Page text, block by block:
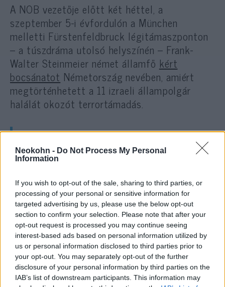
Neokohn - Do Not Process My Personal
Information
If you wish to opt-out of the sale, sharing to third parties, or
processing of your personal or sensitive information for
targeted advertising by us, please use the below opt-out
section to confirm your selection. Please note that after your
opt-out request is processed you may continue seeing
interest-based ads based on personal information utilized by
us or personal information disclosed to third parties prior to
your opt-out. You may separately opt-out of the further
disclosure of your personal information by third parties on the
IAB’s list of downstream participants. This information may
A NOB vezetője előtt két héttel, a
szeptember 5-i évfordulón a München
melletti Fürstenfeldbruck légitámaszponton
– a túszdráma utolsó helyszínén – Frank-
Walter Steinmeier német államfő kért
bocsánatot Németország nevében, amiért
megtörténhetett a 11 izraeli állampolgár
halálát okozót terrortámadás.
Jichák Herzog izraeli államfő
bátornak és történelmi
Steinmeier beszédét. Az
évforduló előtti napokban
sikerült véglegesíteni azt a
megegyezést, miszerint
Németország 28 millió eurót
fizet az izraeli áldozatok
rokonainak.